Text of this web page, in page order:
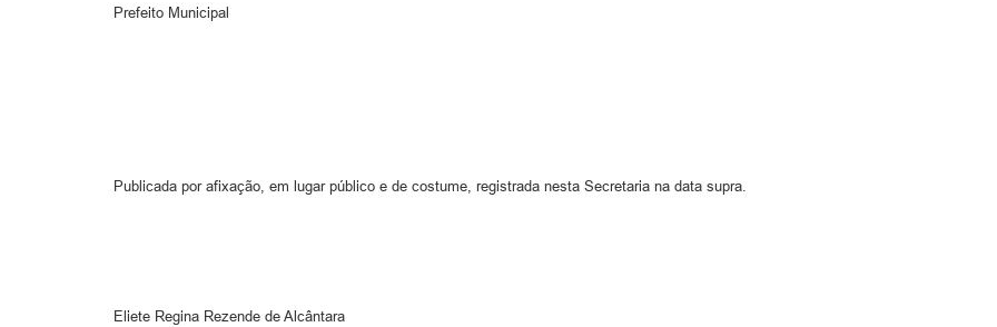
Prefeito Municipal
Publicada por afixação, em lugar público e de costume, registrada nesta Secretaria na data supra.
Eliete Regina Rezende de Alcântara